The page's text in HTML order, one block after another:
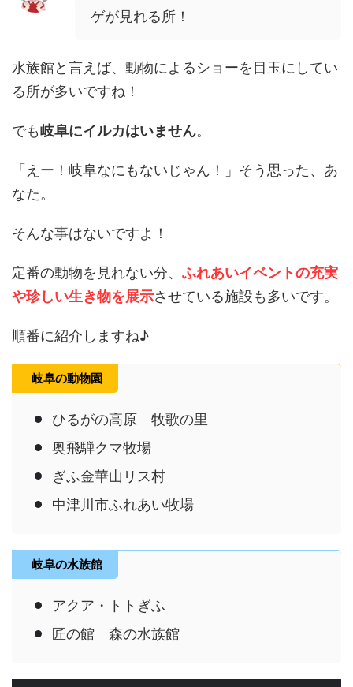
ゲが見れる所！
水族館と言えば、動物によるショーを目玉にしてい
る所が多いですね！
でも岐阜にイルカはいません。
「えー！岐阜なにもないじゃん！」そう思った、あ
なた。
そんな事はないですよ！
定番の動物を見れない分、 ふれあいイベントの充実
や珍しい生き物を展示させている施設も多いです。
順番に紹介しますね♪
岐阜の動物園
ひるがの高原 牧歌の里
奥飛騨クマ牧場
ぎふ金華山リス村
中津川市ふれあい牧場
岐阜の水族館
アクア・トトぎふ
匠の館 森の水族館